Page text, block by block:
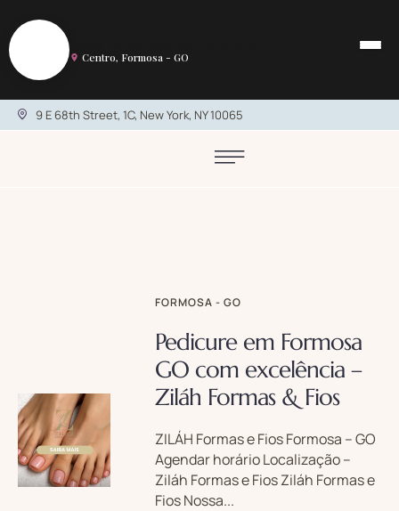
Centro, Formosa - GO
9 E 68th Street, 1C, New York, NY 10065
FORMOSA - GO
Pedicure em Formosa
GO com excelência –
Ziláh Formas & Fios
ZILÁH Formas e Fios Formosa – GO
Agendar horário Localização –
Ziláh Formas e Fios Ziláh Formas e
Fios Nossa...